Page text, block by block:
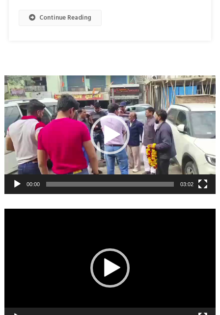
Continue Reading
Video
Player
00:00 03:02